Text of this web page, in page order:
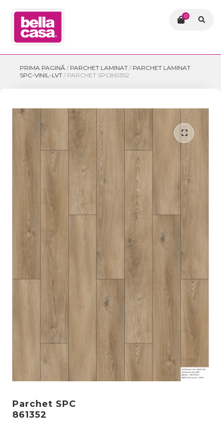
0
PRIMA PAGINĂ / PARCHET LAMINAT / PARCHET LAMINAT
SPC-VINIL-LVT / PARCHET SPC861352
Parchet SPC
861352